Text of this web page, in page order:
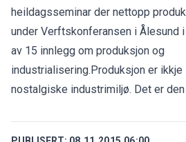
heildagsseminar der nettopp
under Verftskonferansen i Ålesund
av 15 innlegg om produksjon og
industrialisering.Produksjon er
nostalgiske industrimiljø. Det er den